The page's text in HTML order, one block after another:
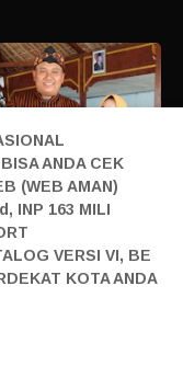
Lewat Tradisi..warga
Tekad nguri nguri
budaya Nyadran.
06:13:00 PM
ANDA CEK
(WEB AMAN)
INP 163 MILI
VERSI VI, BE
KOTA ANDA